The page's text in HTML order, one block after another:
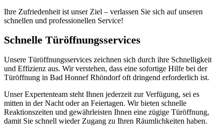
Ihre Zufriedenheit ist unser Ziel – verlassen Sie sich auf unseren
schnellen und professionellen Service!​
Schnelle Türöffnungsservices
Unsere Türöffnungsservices zeichnen sich durch ihre Schnelligkeit
und Effizienz aus.​ Wir verstehen, dass eine sofortige Hilfe bei der
Türöffnung in Bad Honnef Rhöndorf oft dringend erforderlich ist.​
Unser Expertenteam steht Ihnen jederzeit zur Verfügung, sei es
mitten in der Nacht oder an Feiertagen.​ Wir bieten schnelle
Reaktionszeiten und gewährleisten Ihnen eine zügige Türöffnung,
damit Sie schnell wieder Zugang zu Ihren Räumlichkeiten haben.​